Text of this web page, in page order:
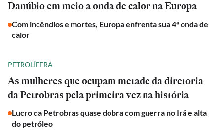
Danúbio em meio a onda de calor na Europa
Com incêndios e mortes, Europa enfrenta sua 4ª onda de
calor
PETROLÍFERA
As mulheres que ocupam metade da diretoria
da Petrobras pela primeira vez na história
Lucro da Petrobras quase dobra com guerra no Irã e alta
do petróleo